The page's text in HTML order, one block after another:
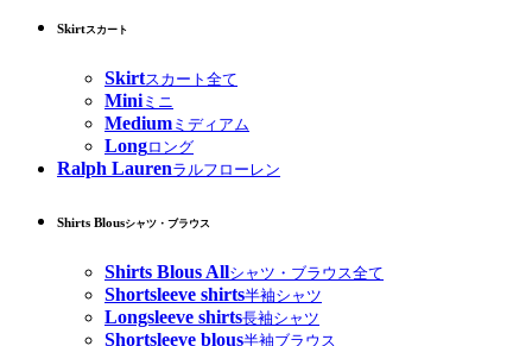
Skirtスカート
Skirtスカート全て
Miniミニ
Medium ミディアム
Longロング
Ralph Laurenラルフローレン
Shirts Blousシャツ・ブラウス
Shirts Blous Allシャツ・ブラウス全て
Shortsleeve shirts半袖シャツ
Longsleeve shirts長袖シャツ
Shortsleeve blous半袖ブラウス